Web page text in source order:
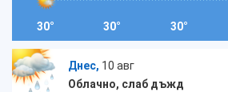
30° 30° 30°
Днес, 10 авг
Облачно, слаб дъжд